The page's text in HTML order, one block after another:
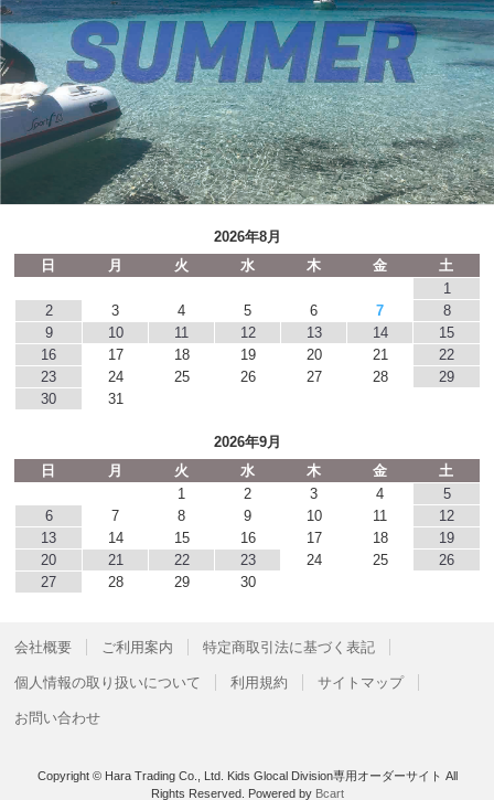
2026年8月
日
月 火 水 木 金
土
1
2
3 4 5 6 7
8
9
10 11 12 13 14
15
16
17 18 19 20 21
22
23
24 25 26 27 28
29
30
31
2026年9月
日
月 火 水 木 金
土
1
2 3 4
5
6
7 8 9 10 11
12
13
14 15 16 17 18
19
20
21 22 23 24 25
26
27
28 29 30
会社概要 ご利用案内 特定商取引法に基づく表記
個人情報の取り扱いについて 利用規約 サイトマップ
お問い合わせ
Copyright © Hara Trading Co., Ltd. Kids Glocal Division専用オーダーサイト All
Rights Reserved. Powered by Bcart